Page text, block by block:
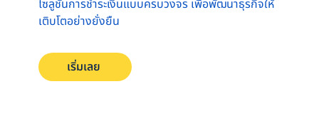
โซลูชันการชำระเงินแบบครบวงจร เพื่อพัฒนาธุรกิจให้
เติบโตอย่างยั่งยืน
เริ่มเลย